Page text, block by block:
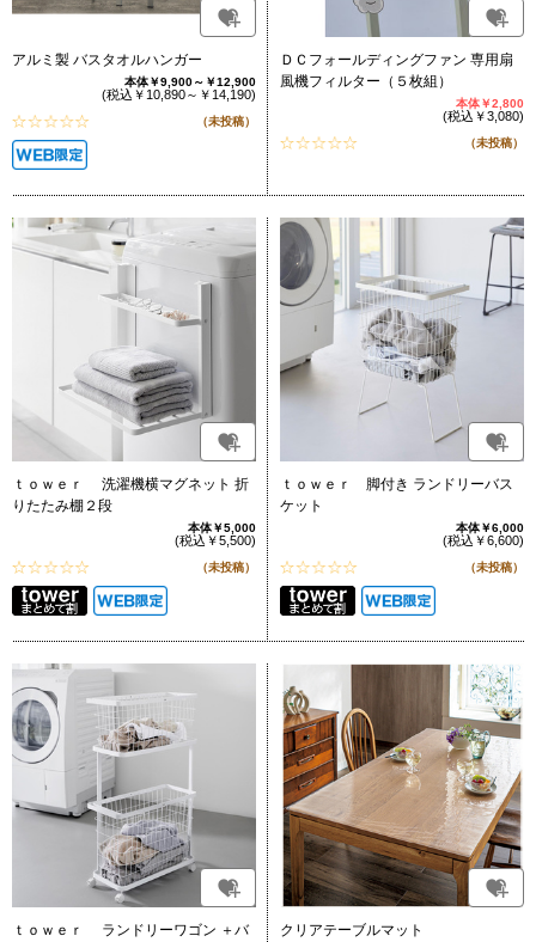
アルミ製 バスタオルハンガー
本体￥9,900～￥12,900
(税込￥10,890～￥14,190)
（未投稿）
ＤＣフォールディングファン 専用扇
風機フィルター（５枚組）
本体￥2,800
(税込￥3,080)
（未投稿）
ｔｏｗｅｒ 洗濯機横マグネット 折
りたたみ棚２段
本体￥5,000
(税込￥5,500)
（未投稿）
ｔｏｗｅｒ 脚付き ランドリーバス
ケット
本体￥6,000
(税込￥6,600)
（未投稿）
ｔｏｗｅｒ ランドリーワゴン ＋バ
クリアテーブルマット